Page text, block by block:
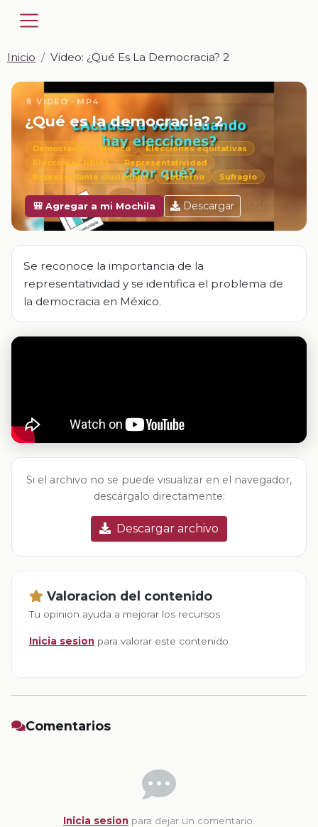
Inicio Video: ¿Qué Es La Democracia? 2
📎 VIDEO · MP4
¿Qué es la democracia? 2
Democracia México
Elecciones equitativas
Elecciones libres
Representatividad
Representante ciudadano
Gobierno Sufragio
🎒 Agregar a mi Mochila Descargar
Se reconoce la importancia de la
representatividad y se identifica el problema de
la democracia en México.
Si el archivo no se puede visualizar en el navegador,
descárgalo directamente:
Descargar archivo
Valoracion del contenido
Tu opinion ayuda a mejorar los recursos
Inicia sesion para valorar este contenido.
Comentarios
Inicia sesion para dejar un comentario.